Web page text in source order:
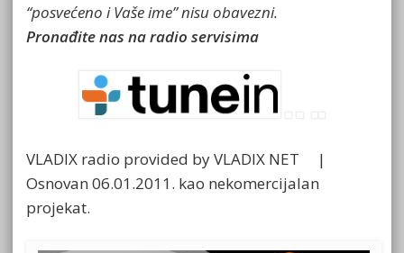
“posvećeno i Vaše ime” nisu obavezni.
Pronađite nas na radio servisima
VLADIX radio provided by VLADIX NET |
Osnovan 06.01.2011. kao nekomercijalan
projekat.